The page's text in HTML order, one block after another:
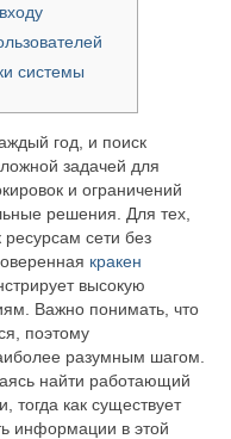
системы
год, и поиск
задачей для
и ограничений
решения. Для тех,
ресурсам сети без
кракен
высокую
Важно понимать, что
поэтому
разумным шагом.
найти работающий
тогда как существует
информации в этой